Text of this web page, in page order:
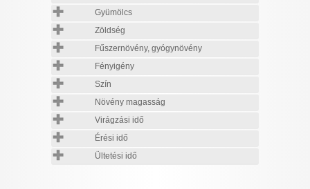
Gyümölcs
Zöldség
Fűszernövény, gyógynövény
Fényigény
Szín
Növény magasság
Virágzási idő
Érési idő
Ültetési idő